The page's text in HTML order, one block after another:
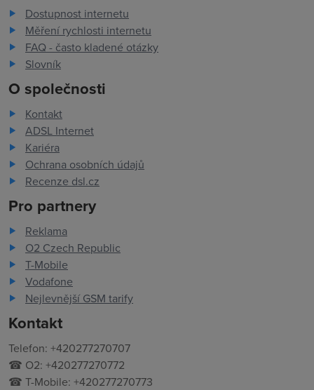
Dostupnost internetu
Měření rychlosti internetu
FAQ - často kladené otázky
Slovník
O společnosti
Kontakt
ADSL Internet
Kariéra
Ochrana osobních údajů
Recenze dsl.cz
Pro partnery
Reklama
O2 Czech Republic
T-Mobile
Vodafone
Nejlevnější GSM tarify
Kontakt
Telefon: +420277270707
☎ O2: +420277270772
☎ T-Mobile: +420277270773